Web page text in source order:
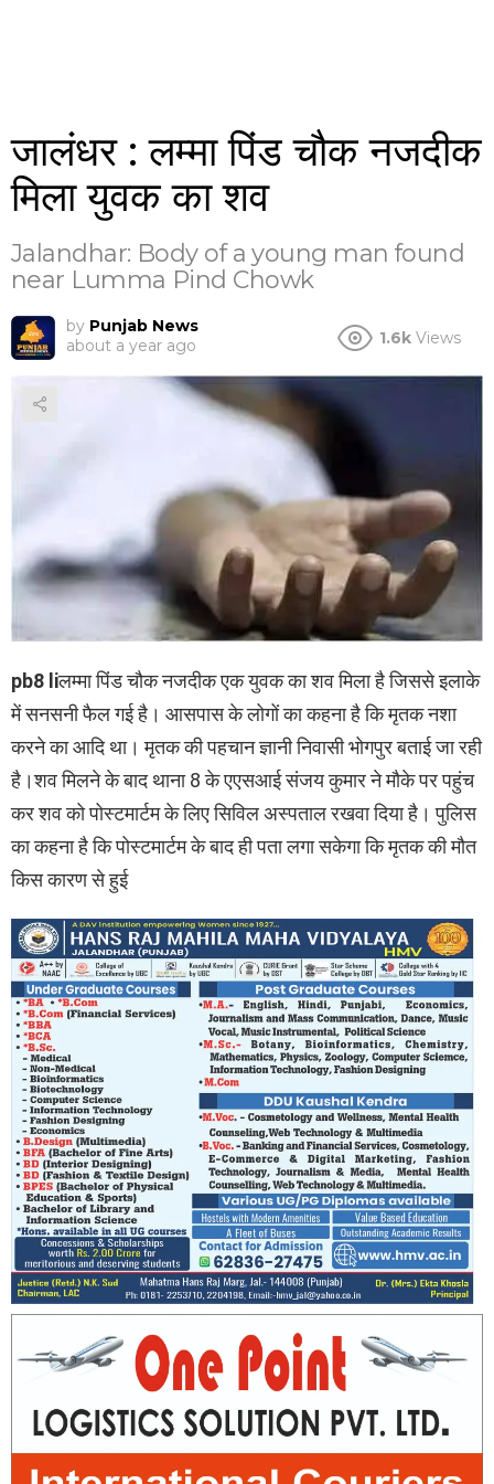
जालंधर : लम्मा पिंड चौक नजदीक
मिला युवक का शव
Jalandhar: Body of a young man found
near Lumma Pind Chowk
by Punjab News
about a year ago
1.6k Views
pb8 liलम्मा पिंड चौक नजदीक एक युवक का शव मिला है जिससे इलाके
में सनसनी फैल गई है। आसपास के लोगों का कहना है कि मृतक नशा
करने का आदि था। मृतक की पहचान ज्ञानी निवासी भोगपुर बताई जा रही
है।शव मिलने के बाद थाना 8 के एएसआई संजय कुमार ने मौके पर पहुंच
कर शव को पोस्टमार्टम के लिए सिविल अस्पताल रखवा दिया है। पुलिस
का कहना है कि पोस्टमार्टम के बाद ही पता लगा सकेगा कि मृतक की मौत
किस कारण से हुई